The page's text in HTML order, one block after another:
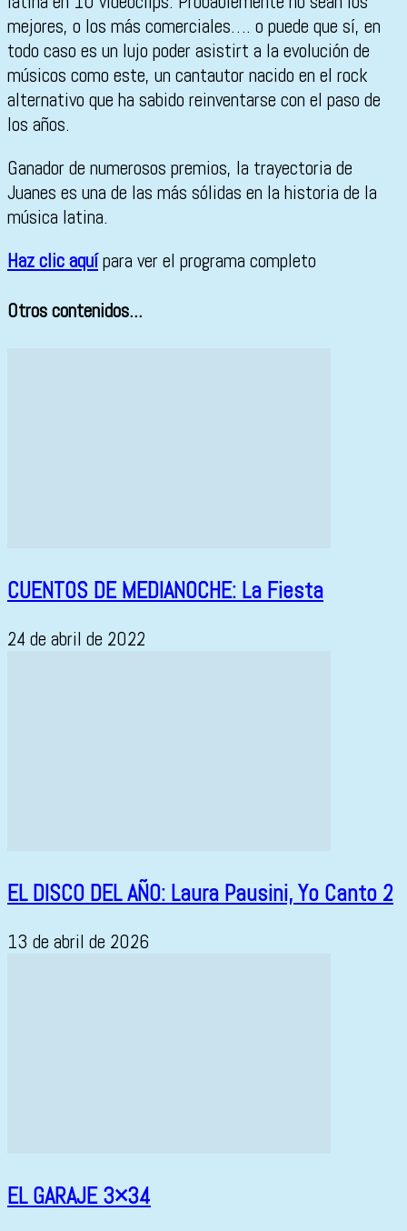
mejores, o los más comerciales…. o puede que sí, en
todo caso es un lujo poder asistirt a la evolución de
músicos como este, un cantautor nacido en el rock
alternativo que ha sabido reinventarse con el paso de
los años.
Ganador de numerosos premios, la trayectoria de
Juanes es una de las más sólidas en la historia de la
música latina.
Haz clic aquípara ver el programa completo
Otros contenidos...
CUENTOS DE MEDIANOCHE: La Fiesta
24 de abril de 2022
EL DISCO DEL AÑO: Laura Pausini, Yo Canto 2
13 de abril de 2026
EL GARAJE 3×34